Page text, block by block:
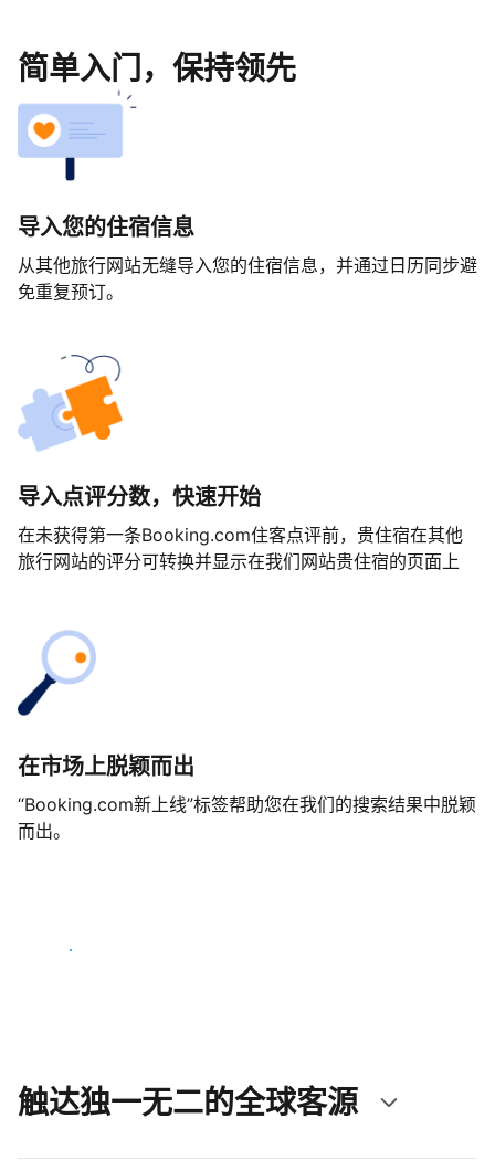
简单入门，保持领先
导入您的住宿信息
从其他旅行网站无缝导入您的住宿信息，并通过日历同步避
免重复预订。
导入点评分数，快速开始
在未获得第一条Booking.com住客点评前，贵住宿在其他
旅行网站的评分可转换并显示在我们网站贵住宿的页面上
在市场上脱颖而出
“Booking.com新上线”标签帮助您在我们的搜索结果中脱颖
而出。
马上开始
触达独一无二的全球客源